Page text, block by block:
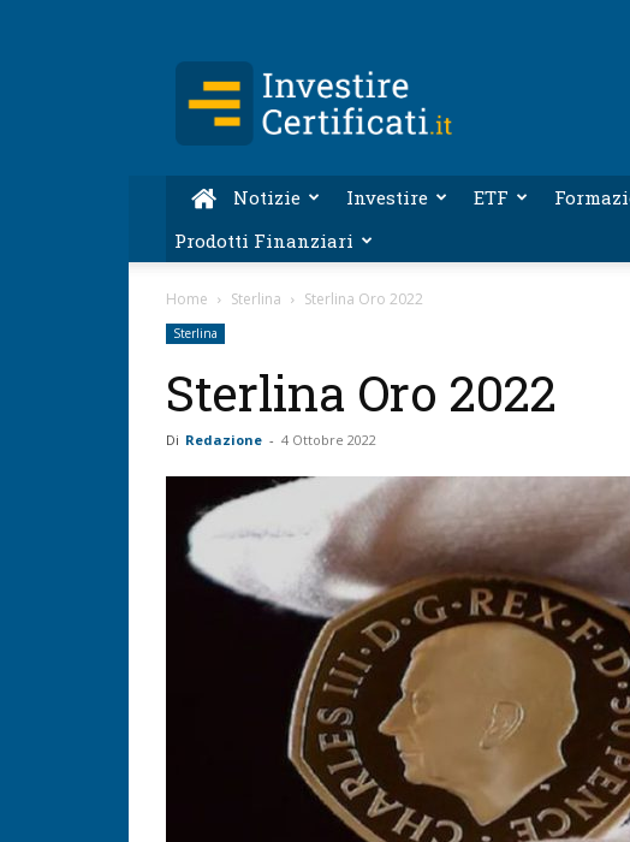
Certificati.it
Notizie Investire ETF
Prodotti Finanziari
Home Sterlina Sterlina Oro 2022
Sterlina
Sterlina Oro 2022
Di Redazione - 4 Ottobre 2022